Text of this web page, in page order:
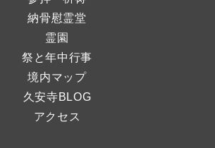
納骨慰霊堂
霊園
祭と年中行事
境内マップ
久安寺BLOG
アクセス